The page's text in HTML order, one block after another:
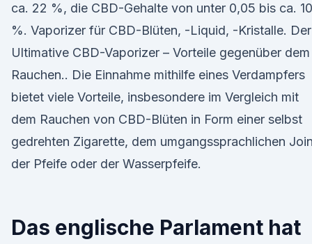
ca. 22 %, die CBD-Gehalte von unter 0,05 bis ca.
%. Vaporizer für CBD-Blüten, -Liquid, -Kristalle. Der
Ultimative CBD-Vaporizer – Vorteile gegenüber dem
Rauchen.. Die Einnahme mithilfe eines Verdampfers
bietet viele Vorteile, insbesondere im Vergleich mit
dem Rauchen von CBD-Blüten in Form einer selbst
gedrehten Zigarette, dem umgangssprachlichen
der Pfeife oder der Wasserpfeife.
Das englische Parlament hat